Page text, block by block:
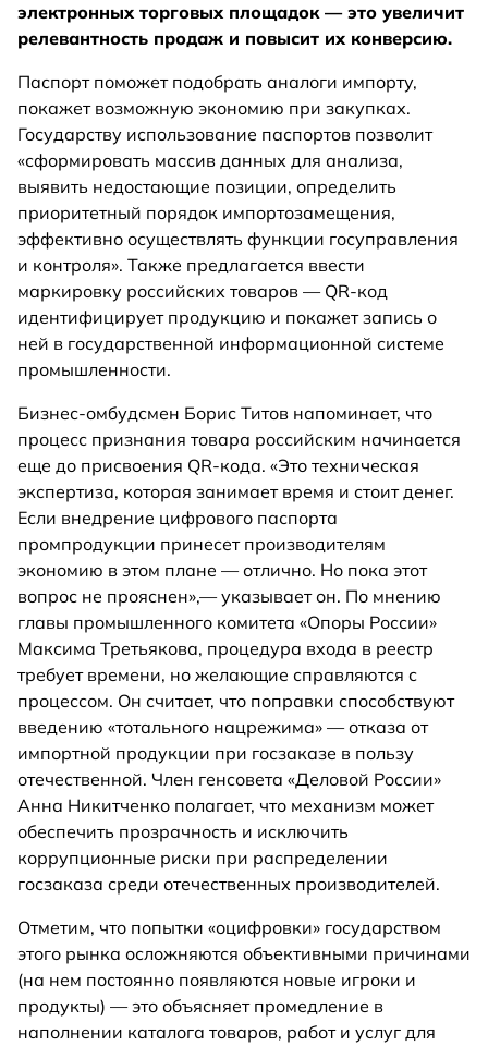
электронных торговых площадок — это увеличит
релевантность продаж и повысит их конверсию.
Паспорт поможет подобрать аналоги импорту,
покажет возможную экономию при закупках.
Государству использование паспортов позволит
«сформировать массив данных для анализа,
выявить недостающие позиции, определить
приоритетный порядок импортозамещения,
эффективно осуществлять функции госуправления
и контроля». Также предлагается ввести
маркировку российских товаров — QR-код
идентифицирует продукцию и покажет запись о
ней в государственной информационной системе
промышленности.
Бизнес-омбудсмен Борис Титов напоминает, что
процесс признания товара российским начинается
еще до присвоения QR-кода. «Это техническая
экспертиза, которая занимает время и стоит денег.
Если внедрение цифрового паспорта
промпродукции принесет производителям
экономию в этом плане — отлично. Но пока этот
вопрос не прояснен»,— указывает он. По мнению
главы промышленного комитета «Опоры России»
Максима Третьякова, процедура входа в реестр
требует времени, но желающие справляются с
процессом. Он считает, что поправки способствуют
введению «тотального нацрежима» — отказа от
импортной продукции при госзаказе в пользу
отечественной. Член генсовета «Деловой России»
Анна Никитченко полагает, что механизм может
обеспечить прозрачность и исключить
коррупционные риски при распределении
госзаказа среди отечественных производителей.
Отметим, что попытки «оцифровки» государством
этого рынка осложняются объективными причинами
(на нем постоянно появляются новые игроки и
продукты) — это объясняет промедление в
наполнении каталога товаров, работ и услуг для